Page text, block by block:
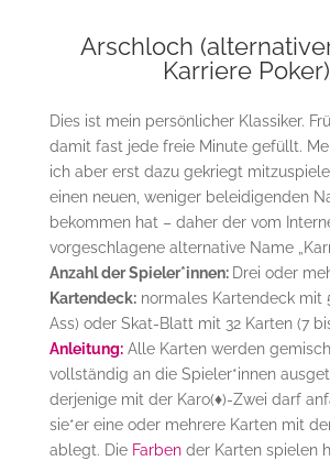
Arschloch
Karriere Poker)
Dies ist mein persönlicher Klassiker.
damit fast jede freie Minute gefüllt.
ich aber erst dazu gekriegt
einen neuen, weniger beleidigenden
bekommen hat – daher der vom
vorgeschlagene alternative Name
Anzahl der Spieler*innen: Drei oder
Kartendeck:normales Kartendeck mit
Ass) oder Skat-Blatt mit 32 Karten (7
Anleitung:Alle Karten werden
vollständig an die Spieler*innen
derjenige mit der Karo(♦)-Zwei darf
sie*er eine oder mehrere Karten mit
ablegt. Die Farbender Karten spielen